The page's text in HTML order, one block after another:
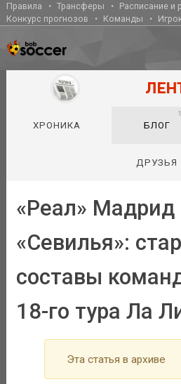
Правила Трансферы
Расписание и
Конкурс прогнозов
Команды
ХРОНИКА БЛОГ
ДРУЗЬЯ
«Реал»
«Севилья»:
составы
18-го тура Ла
Эта статья в архиве